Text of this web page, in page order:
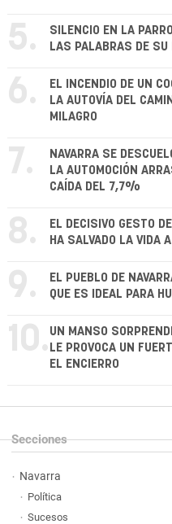
5.
SILENCIO EN LA
LAS PALABRAS DE SU
6.
EL INCENDIO DE UN
LA AUTOVÍA DEL
MILAGRO
7.
NAVARRA SE
LA AUTOMOCIÓN
CAÍDA DEL 7,7%
8.
EL DECISIVO GESTO
HA SALVADO LA VIDA
9.
EL PUEBLO DE
QUE ES IDEAL PARA
10. UN MANSO
LE PROVOCA UN
EL ENCIERRO
Secciones
Navarra
Política
Sucesos